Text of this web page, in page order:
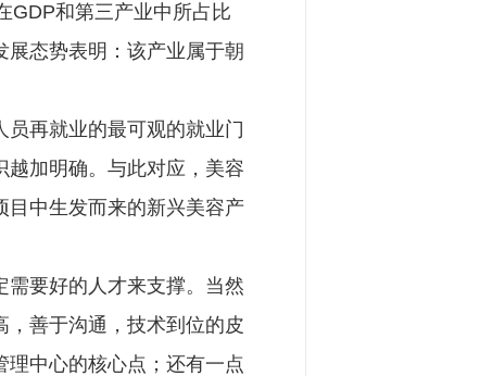
GDP和第三产业中所占比
态势表明：该产业属于朝
再就业的最可观的就业门
越加明确。与此对应，美容
目中生发而来的新兴美容产
要好的人才来支撑。当然
善于沟通，技术到位的皮
中心的核心点；还有一点